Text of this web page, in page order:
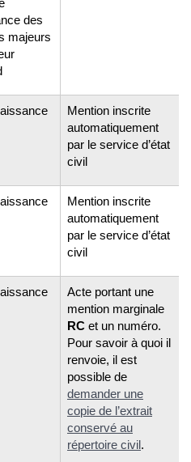
des
majeurs
Mention inscrite
automatiquement
par le service d’état
civil
Mention inscrite
automatiquement
par le service d’état
civil
Acte portant une
mention marginale
RC et un numéro.
Pour savoir à quoi il
renvoie, il est
possible de
demander une
copie de l’extrait
conservé au
répertoire civil.